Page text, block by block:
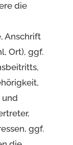
die
Anschrift
Ort), ggf.
und
ggf.